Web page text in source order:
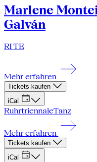
Marlene
Galván
RI TE
Mehr erfahren
Tickets kaufen
iCal
RuhrtriennaleTanz
Mehr erfahren
Tickets kaufen
iCal